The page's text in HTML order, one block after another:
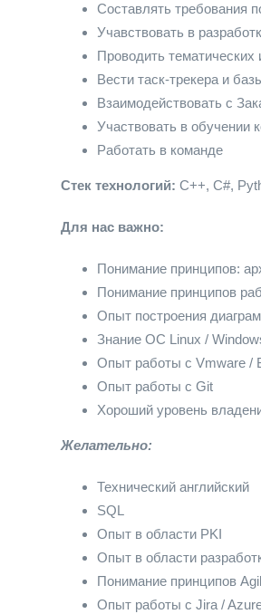
Составлять требования
Учавствовать в
Проводить тематических
Вести таск-трекера и
Взаимодействовать с
Участвовать в обучении
Работать в команде
Стек технологий: С++, С#,
Для нас важно:
Понимание принципов:
Понимание принципов
Опыт построения
Знание ОС Linux /
Опыт работы с Vmware /
Опыт работы с Git
Хороший уровень
Желательно:
Технический английский
SQL
Опыт в области PKI
Опыт в области
Понимание принципов
Опыт работы с Jira /